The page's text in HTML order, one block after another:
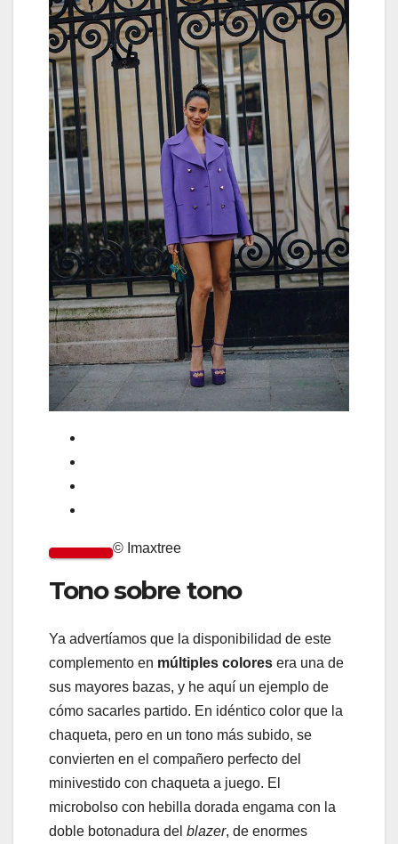
© Imaxtree
Tono sobre tono
Ya advertíamos que la disponibilidad de este
complemento en múltiples colores era una de
sus mayores bazas, y he aquí un ejemplo de
cómo sacarles partido. En idéntico color que la
chaqueta, pero en un tono más subido, se
convierten en el compañero perfecto del
minivestido con chaqueta a juego. El
microbolso con hebilla dorada engama con la
doble botonadura del blazer, de enormes